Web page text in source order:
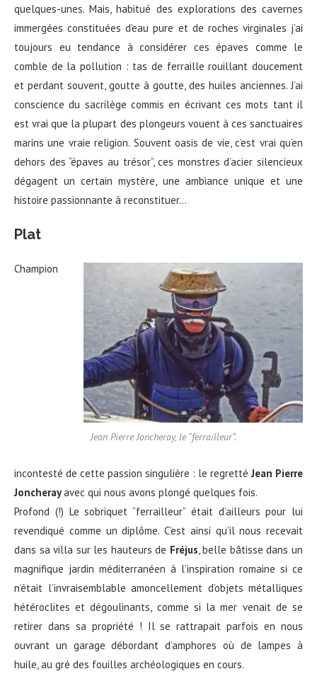
quelques-unes. Mais, habitué des explorations des cavernes
immergées constituées d’eau pure et de roches virginales j’ai
toujours eu tendance à considérer ces épaves comme le
comble de la pollution : tas de ferraille rouillant doucement
et perdant souvent, goutte à goutte, des huiles anciennes. J’ai
conscience du sacrilège commis en écrivant ces mots tant il
est vrai que la plupart des plongeurs vouent à ces sanctuaires
marins une vraie religion. Souvent oasis de vie,c’est vrai qu’en
dehors des “épaves au trésor”, ces monstres d’acier silencieux
dégagent un certain mystère, une ambiance unique et une
histoire passionnante à reconstituer…
Plat
Jean Pierre Joncheray, le “ferrailleur”.
Champion
incontesté de cette passion singulière : le regrettéJean Pierre
Joncherayavec qui nous avons plongé quelques fois.
Profond (!) Le sobriquet “ferrailleur” était d’ailleurs pour lui
revendiqué comme un diplôme. C’est ainsi qu’il nous recevait
dans sa villa sur les hauteurs de Fréjus, belle bâtisse dans un
magnifique jardin méditerranéen à l’inspiration romaine si ce
n’était l’invraisemblable amoncellement d’objets métalliques
hétéroclites et dégoulinants, comme si la mer venait de se
retirer dans sa propriété ! Il se rattrapait parfois en nous
ouvrant un garage débordant d’amphores où de lampes à
huile, au gré des fouilles archéologiques en cours.